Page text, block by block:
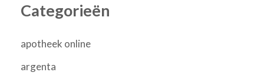
Categorieën
apotheek online
argenta